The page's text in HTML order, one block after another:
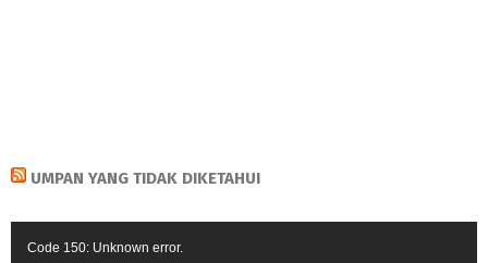
UMPAN YANG TIDAK DIKETAHUI
Code 150: Unknown error.